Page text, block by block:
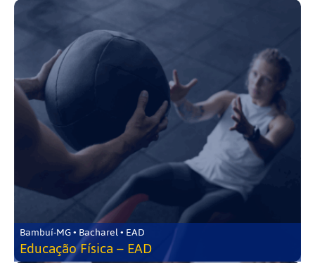
Bambuí-MG • Bacharel • EAD
Educação Física – EAD